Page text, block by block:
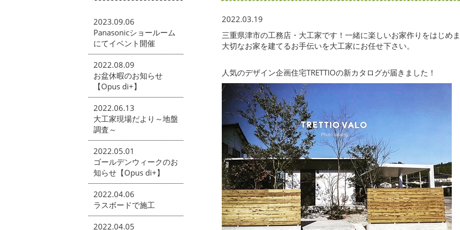
2022.03.19
三重県津市の工務店・大工家です！一緒に楽しいお家作りをはじめ
大切なお家を建てるお手伝いを大工家にお任せ下さい。
人気のデザイン企画住宅TRETTIOの新カタログが届きました！
2023.09.06
Panasonicショールーム
にてイベント開催
2022.08.09
お盆休暇のお知らせ
【Opus di+】
2022.06.13
大工家現場だより～地盤
調査～
2022.05.01
ゴールデンウィークのお
知らせ【Opus di+】
2022.04.06
ラスボードで施工
2022.04.05